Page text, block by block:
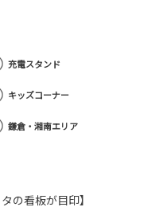
充電スタンド
キッズコーナー
鎌倉・湘南エリア
の看板が目印】